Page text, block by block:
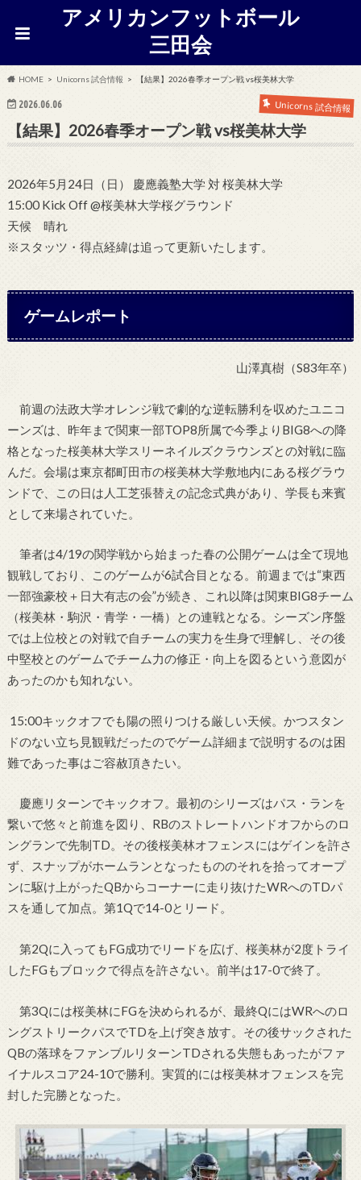
アメリカンフットボール
三田会
HOME Unicorns 試合情報 【結果】2026春季オープン戦 vs桜美林大学
2026.06.06 Unicorns 試合情報
【結果】2026春季オープン戦 vs桜美林大学
2026年5月24日（日） 慶應義塾大学 対 桜美林大学
15:00 Kick Off @桜美林大学桜グラウンド
天候 晴れ
※スタッツ・得点経緯は追って更新いたします。
ゲームレポート
山澤真樹（S83年卒）
前週の法政大学オレンジ戦で劇的な逆転勝利を収めたユニコ
ーンズは、昨年まで関東一部TOP8所属で今季よりBIG8への降
格となった桜美林大学スリーネイルズクラウンズとの対戦に臨
んだ。会場は東京都町田市の桜美林大学敷地内にある桜グラウ
ンドで、この日は人工芝張替えの記念式典があり、学長も来賓
として来場されていた。
筆者は4/19の関学戦から始まった春の公開ゲームは全て現地
観戦しており、このゲームが6試合目となる。前週までは“東西
一部強豪校＋日大有志の会”が続き、これ以降は関東BIG8チーム
（桜美林・駒沢・青学・一橋）との連戦となる。シーズン序盤
では上位校との対戦で自チームの実力を生身で理解し、その後
中堅校とのゲームでチーム力の修正・向上を図るという意図が
あったのかも知れない。
15:00キックオフでも陽の照りつける厳しい天候。かつスタン
ドのない立ち見観戦だったのでゲーム詳細まで説明するのは困
難であった事はご容赦頂きたい。
慶應リターンでキックオフ。最初のシリーズはパス・ランを
繋いで悠々と前進を図り、RBのストレートハンドオフからのロ
ングランで先制TD。その後桜美林オフェンスにはゲインを許さ
ず、スナップがホームランとなったもののそれを拾ってオープ
ンに駆け上がったQBからコーナーに走り抜けたWRへのTDパ
スを通して加点。第1Qで14-0とリード。
第2Qに入ってもFG成功でリードを広げ、桜美林が2度トライ
したFGもブロックで得点を許さない。前半は17-0で終了。
第3Qには桜美林にFGを決められるが、最終QにはWRへのロ
ングストリークパスでTDを上げ突き放す。その後サックされた
QBの落球をファンブルリターンTDされる失態もあったがファ
イナルスコア24-10で勝利。実質的には桜美林オフェンスを完
封した完勝となった。